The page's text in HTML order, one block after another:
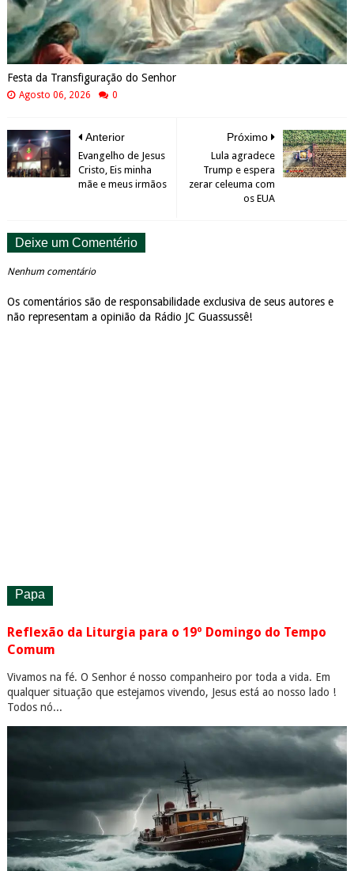
Festa da Transfiguração do Senhor
Agosto 06, 2026 0
Próximo
Lula agradece
Trump e espera
zerar celeuma com
os EUA
Anterior
Evangelho de Jesus
Cristo, Eis minha
mãe e meus irmãos
Deixe um Comentério
Nenhum comentário
Os comentários são de responsabilidade exclusiva de seus autores e
não representam a opinião da Rádio JC Guassussê!
Papa
Reflexão da Liturgia para o 19º Domingo do Tempo
Comum
Vivamos na fé. O Senhor é nosso companheiro por toda a vida. Em
qualquer situação que estejamos vivendo, Jesus está ao nosso lado !
Todos nó...